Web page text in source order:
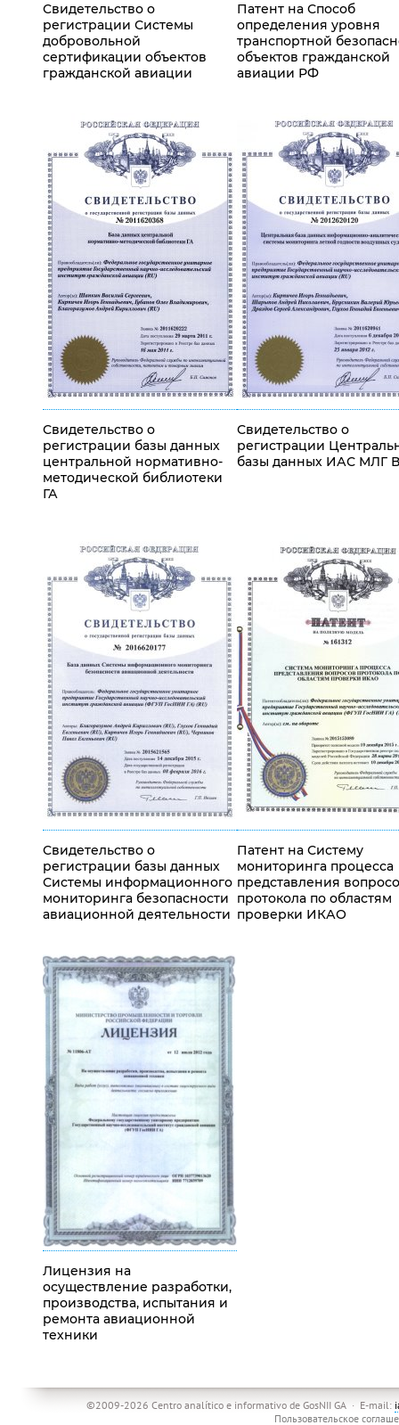
Свидетельство о
регистрации Системы
добровольной
сертификации объектов
гражданской авиации
Патент на Способ
определения уровня
транспортной
объектов гражданской
авиации РФ
Свидетельство о
регистрации базы данных
центральной нормативно-
методической библиотеки
ГА
Свидетельство о
регистрации
базы данных ИАС МЛГ
Свидетельство о
регистрации базы данных
Системы информационного
мониторинга безопасности
авиационной деятельности
Патент на Систему
мониторинга процесса
представления
протокола по областям
проверки ИКАО
Лицензия на
осуществление разработки,
производства, испытания и
ремонта авиационной
техники
©2009-2026 Centro analítico e informativo de GosNII GA · E-mail:
Пользовательское